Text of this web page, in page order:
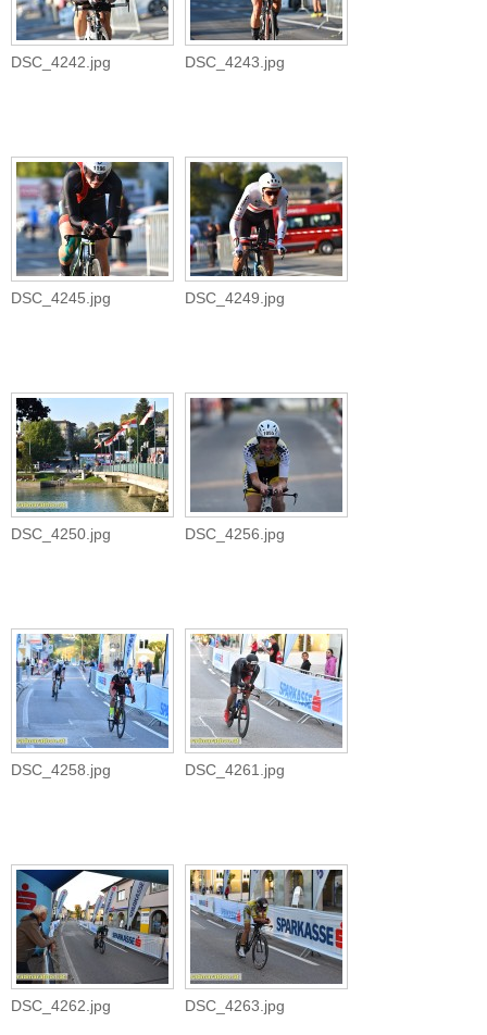
DSC_4242.jpg DSC_4243.jpg
DSC_4245.jpg DSC_4249.jpg
DSC_4250.jpg DSC_4256.jpg
DSC_4258.jpg DSC_4261.jpg
DSC_4262.jpg DSC_4263.jpg